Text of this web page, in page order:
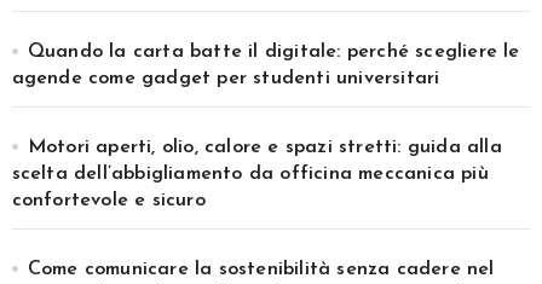
Quando la carta batte il digitale: perché scegliere le
agende come gadget per studenti universitari
Motori aperti, olio, calore e spazi stretti: guida alla
scelta dell’abbigliamento da officina meccanica più
confortevole e sicuro
Come comunicare la sostenibilità senza cadere nel